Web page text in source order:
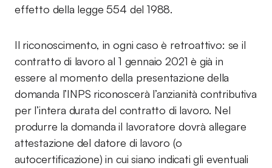
effetto della legge 554 del 1988.
Il riconoscimento, in ogni caso è retroattivo: se il
contratto di lavoro al 1 gennaio 2021 è già in
essere al momento della presentazione della
domanda l’INPS riconoscerà l’anzianità contributiva
per l’intera durata del contratto di lavoro. Nel
produrre la domanda il lavoratore dovrà allegare
attestazione del datore di lavoro (o
autocertificazione) in cui siano indicati gli eventuali